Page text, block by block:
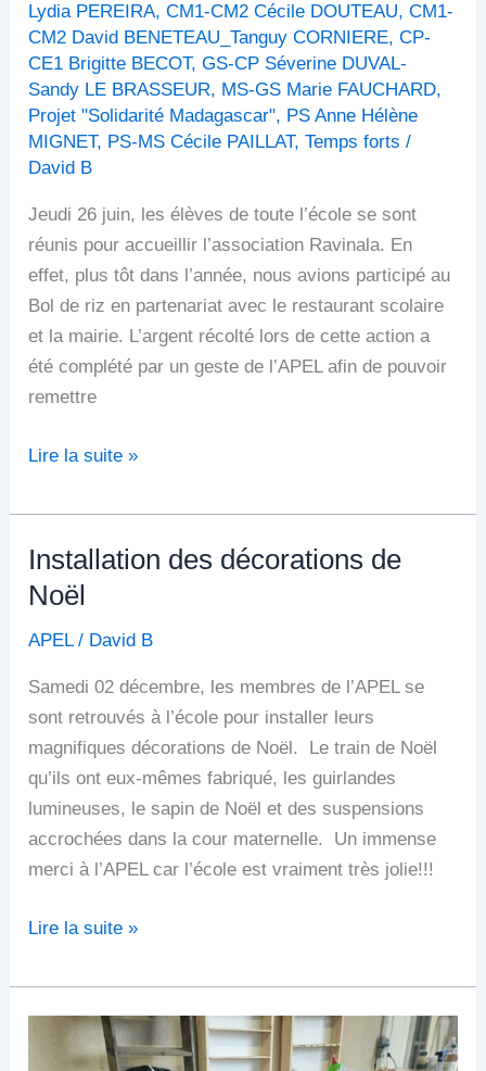
Lydia PEREIRA,CM1-CM2 Cécile DOUTEAU,CM1-
CM2 David BENETEAU_Tanguy CORNIERE,CP-
CE1 Brigitte BECOT,GS-CP Séverine DUVAL-
Sandy LE BRASSEUR, MS-GS Marie FAUCHARD,
Projet "Solidarité Madagascar", PS Anne Hélène
MIGNET, PS-MS Cécile PAILLAT,Temps forts /
David B
Jeudi 26 juin, les élèves de toute l’école se sont
réunis pour accueillir l’association Ravinala. En
effet, plus tôt dans l’année, nous avions participé au
Bol de riz en partenariat avec le restaurant scolaire
et la mairie. L’argent récolté lors de cette action a
été complété par un geste de l’APEL afin de pouvoir
remettre
Lire la suite »
Installation des décorations de
Noël
APEL/ David B
Samedi 02 décembre, les membres de l’APEL se
sont retrouvés à l’école pour installer leurs
magnifiques décorations de Noël. Le train de Noël
qu’ils ont eux-mêmes fabriqué, les guirlandes
lumineuses, le sapin de Noël et des suspensions
accrochées dans la cour maternelle. Un immense
merci à l’APEL car l’école est vraiment très jolie!!!
Installation
des
de
Noël
Lire la suite »
L’équipe
APEL